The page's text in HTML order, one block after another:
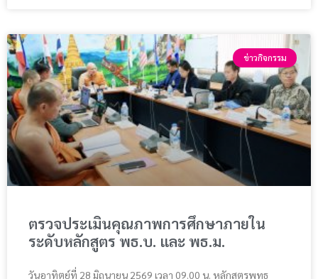
ข่าวกิจกรรม
ตรวจประเมินคุณภาพการศึกษาภายใน
ระดับหลักสูตร พธ.บ. และ พธ.ม.
วันอาทิตย์ที่ 28 มิถุนายน 2569 เวลา 09.00 น. หลักสูตรพุทธ